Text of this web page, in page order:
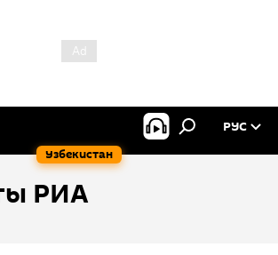
Узбекистан
РУС
РИА